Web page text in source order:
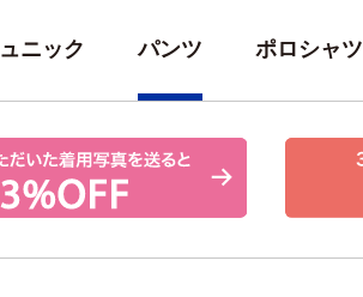
ニック パンツ ポロシャツ